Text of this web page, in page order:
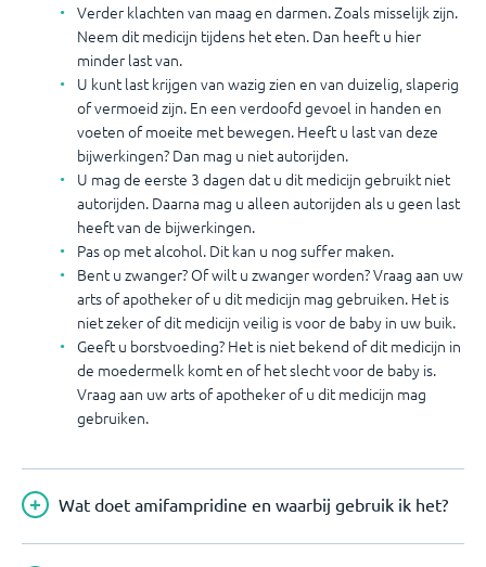
Verder klachten van maag en darmen. Zoals misselijk zijn.
Neem dit medicijn tijdens het eten. Dan heeft u hier
minder last van.
U kunt last krijgen van wazig zien en van duizelig, slaperig
of vermoeid zijn. En een verdoofd gevoel in handen en
voeten of moeite met bewegen. Heeft u last van deze
bijwerkingen? Dan mag u niet autorijden.
U mag de eerste 3 dagen dat u dit medicijn gebruikt niet
autorijden. Daarna mag u alleen autorijden als u geen last
heeft van de bijwerkingen.
Pas op met alcohol. Dit kan u nog suffer maken.
Bent u zwanger? Of wilt u zwanger worden? Vraag aan uw
arts of apotheker of u dit medicijn mag gebruiken. Het is
niet zeker of dit medicijn veilig is voor de baby in uw buik.
Geeft u borstvoeding? Het is niet bekend of dit medicijn in
de moedermelk komt en of het slecht voor de baby is.
Vraag aan uw arts of apotheker of u dit medicijn mag
gebruiken.
Wat doet amifampridine en waarbij gebruik ik het?